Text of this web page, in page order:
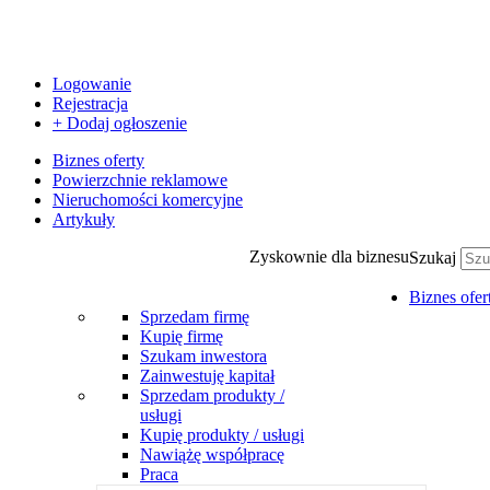
Logowanie
Rejestracja
+ Dodaj ogłoszenie
Biznes oferty
Powierzchnie reklamowe
Nieruchomości komercyjne
Artykuły
Zyskownie dla biznesuSzukaj
Biznes
Sprzedam firmę
Kupię firmę
Szukam inwestora
Zainwestuję kapitał
Sprzedam produkty /
usługi
Kupię produkty / usługi
Nawiążę współpracę
Praca